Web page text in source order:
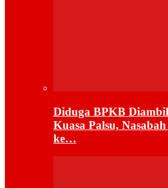
Diduga BPKB
Kuasa Palsu,
ke…